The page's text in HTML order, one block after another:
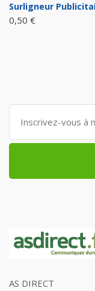
Surligneur
0,50 €
AS DIRECT